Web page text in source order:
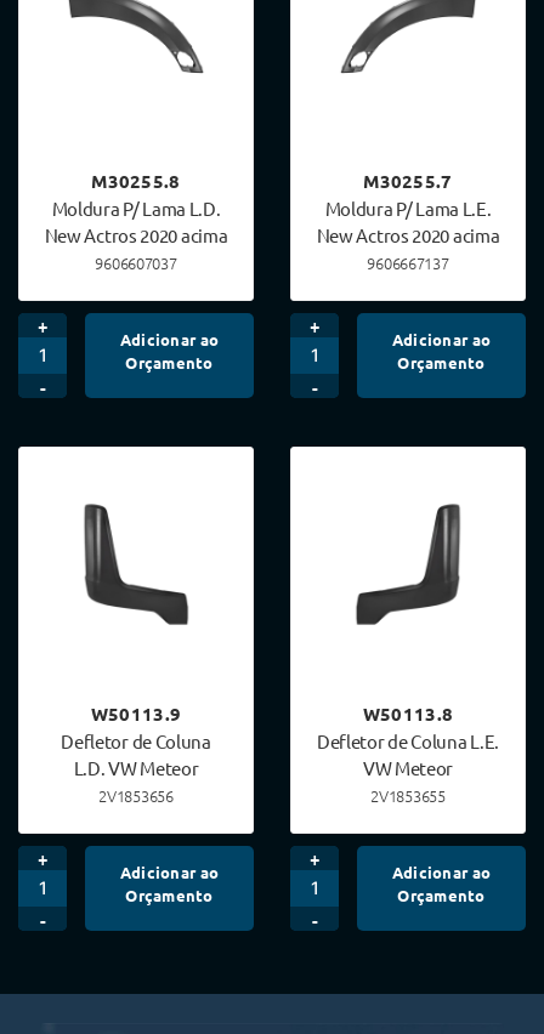
M30255.8
Moldura P/ Lama L.D.
New Actros 2020 acima
9606607037
+
-
Adicionar ao
Orçamento
M30255.7
Moldura P/ Lama L.E.
New Actros 2020 acima
9606667137
+
-
Adicionar ao
Orçamento
W50113.9
Defletor de Coluna
L.D. VW Meteor
2V1853656
+
-
Adicionar ao
Orçamento
W50113.8
Defletor de Coluna L.E.
VW Meteor
2V1853655
+
-
Adicionar ao
Orçamento